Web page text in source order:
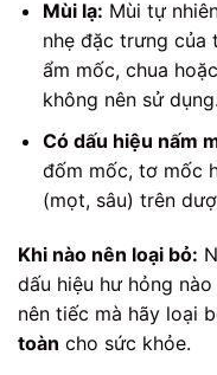
Mùi lạ: Mùi tự
nhẹ đặc trưng của
ẩm mốc, chua
không nên sử dụng.
Có dấu hiệu nấm
đốm mốc, tơ mốc
(mọt, sâu) trên
Khi nào nên loại bỏ:
dấu hiệu hư hỏng
nên tiếc mà hãy loại
toàn cho sức khỏe.